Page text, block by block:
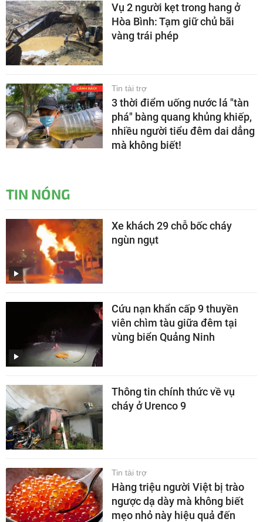
Vụ 2 người kẹt trong hang ở
Hòa Bình: Tạm giữ chủ bãi
vàng trái phép
Tin tài trợ
3 thời điểm uống nước lá "tàn
phá" bàng quang khủng khiếp,
nhiều người tiểu đêm dai dẳng
mà không biết!
TIN NÓNG
Xe khách 29 chỗ bốc cháy
ngùn ngụt
Cứu nạn khẩn cấp 9 thuyền
viên chìm tàu giữa đêm tại
vùng biển Quảng Ninh
Thông tin chính thức về vụ
cháy ở Urenco 9
Tin tài trợ
Hàng triệu người Việt bị trào
ngược dạ dày mà không biết
mẹo nhỏ này hiệu quả đến